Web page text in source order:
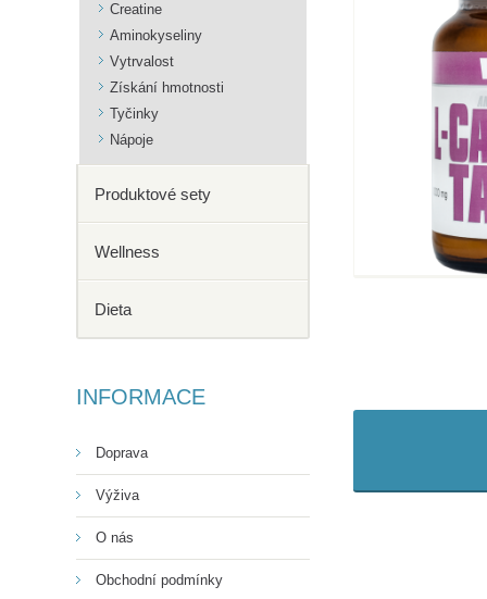
Creatine
Aminokyseliny
Vytrvalost
Získání hmotnosti
Tyčinky
Nápoje
Produktové sety
Wellness
Dieta
INFORMACE
Doprava
Výživa
O nás
Obchodní podmínky